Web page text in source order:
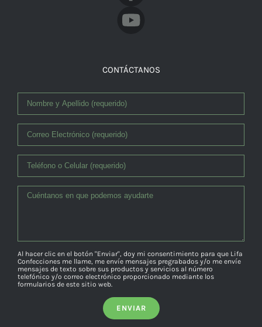
CONTÁCTANOS
Al hacer clic en el botón "Enviar", doy mi consentimiento para que Lifa
Confecciones me llame, me envíe mensajes pregrabados y/o me envíe
mensajes de texto sobre sus productos y servicios al número
telefónico y/o correo electrónico proporcionado mediante los
formularios de este sitio web.